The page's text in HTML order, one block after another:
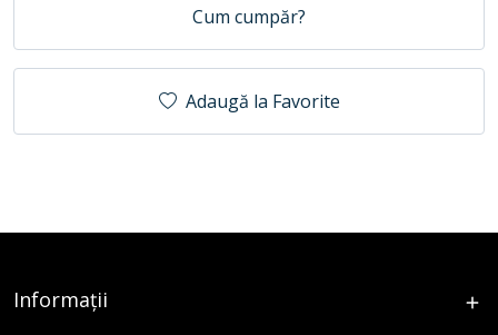
Cum cumpăr?
Adaugă la Favorite
Informații